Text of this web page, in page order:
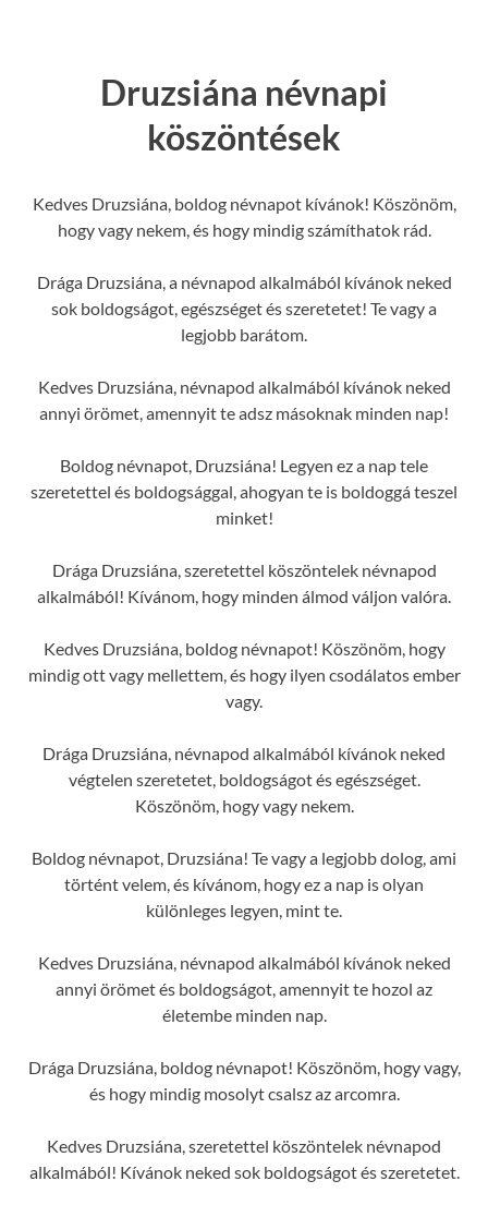
Druzsiána névnapi
köszöntések
Kedves Druzsiána, boldog névnapot kívánok! Köszönöm,
hogy vagy nekem, és hogy mindig számíthatok rád.
Drága Druzsiána, a névnapod alkalmából kívánok neked
sok boldogságot, egészséget és szeretetet! Te vagy a
legjobb barátom.
Kedves Druzsiána, névnapod alkalmából kívánok neked
annyi örömet, amennyit te adsz másoknak minden nap!
Boldog névnapot, Druzsiána! Legyen ez a nap tele
szeretettel és boldogsággal, ahogyan te is boldoggá teszel
minket!
Drága Druzsiána, szeretettel köszöntelek névnapod
alkalmából! Kívánom, hogy minden álmod váljon valóra.
Kedves Druzsiána, boldog névnapot! Köszönöm, hogy
mindig ott vagy mellettem, és hogy ilyen csodálatos ember
vagy.
Drága Druzsiána, névnapod alkalmából kívánok neked
végtelen szeretetet, boldogságot és egészséget.
Köszönöm, hogy vagy nekem.
Boldog névnapot, Druzsiána! Te vagy a legjobb dolog, ami
történt velem, és kívánom, hogy ez a nap is olyan
különleges legyen, mint te.
Kedves Druzsiána, névnapod alkalmából kívánok neked
annyi örömet és boldogságot, amennyit te hozol az
életembe minden nap.
Drága Druzsiána, boldog névnapot! Köszönöm, hogy vagy,
és hogy mindig mosolyt csalsz az arcomra.
Kedves Druzsiána, szeretettel köszöntelek névnapod
alkalmából! Kívánok neked sok boldogságot és szeretetet.